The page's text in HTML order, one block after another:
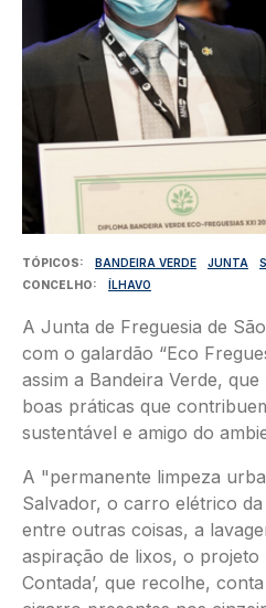
TÓPICOS BANDEIRA VERDE JUNTA
CONCELHO
ÍLHAVO
A Junta de Freguesia de
com o galardão “Eco
assim a Bandeira Verde,
boas práticas que
sustentável e amigo do
A "permanente limpeza
Salvador, o carro elétrico
entre outras coisas, a
aspiração de lixos, o projeto
Contada’, que recolhe,